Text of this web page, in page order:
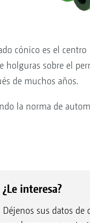
cónico es el centro
holguras sobre el
de muchos años.
la norma de
¿Le interesa?
Déjenos sus datos de